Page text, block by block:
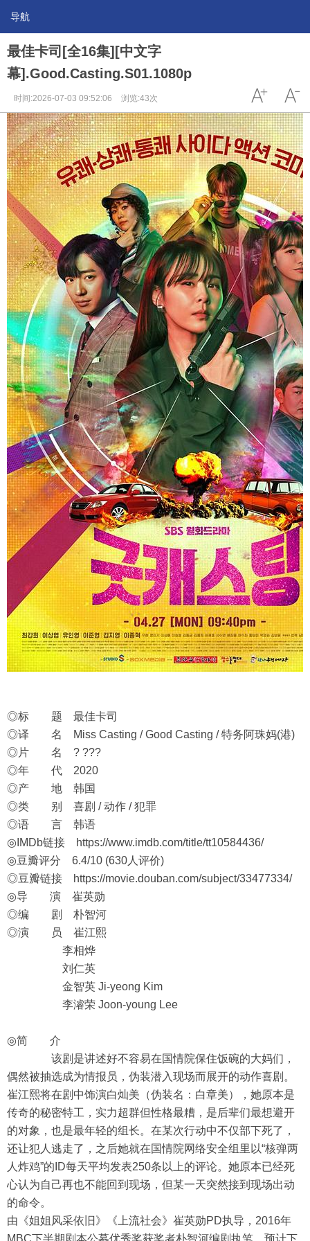
导航
最佳卡司[全16集][中文字
幕].Good.Casting.S01.1080p
时间:2026-07-03 09:52:06 浏览:43次
◎标 题 最佳卡司
◎译 名 Miss Casting / Good Casting / 特务阿珠妈(港)
◎片 名 ? ???
◎年 代 2020
◎产 地 韩国
◎类 别 喜剧 / 动作 / 犯罪
◎语 言 韩语
◎IMDb链接
https://www.imdb.com/title/tt10584436/
◎豆瓣评分 6.4/10 (630人评价)
◎豆瓣链接
https://movie.douban.com/subject/33477334/
◎导 演 崔英勋
◎编 剧 朴智河
◎演 员 崔江熙
李相烨
刘仁英
金智英 Ji-yeong Kim
李濬荣 Joon-young Lee
◎简 介
该剧是讲述好不容易在国情院保住饭碗的大妈们，
偶然被抽选成为情报员，伪装潜入现场而展开的动作喜剧。
崔江熙将在剧中饰演白灿美（伪装名：白章美），她原本是
传奇的秘密特工，实力超群但性格最糟，是后辈们最想避开
的对象，也是最年轻的组长。在某次行动中不仅部下死了，
还让犯人逃走了，之后她就在国情院网络安全组里以“核弹两
人炸鸡”的ID每天平均发表250条以上的评论。她原本已经死
心认为自己再也不能回到现场，但某一天突然接到现场出动
的命令。
由《姐姐风采依旧》《上流社会》崔英勋PD执导，2016年
MBC下半期剧本公募优秀奖获奖者朴智河编剧执笔，预计下